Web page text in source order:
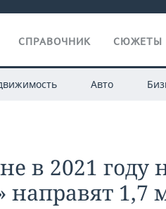
СПРАВОЧНИК СЮЖЕТЫ
Авто
в 2021 году
направят 1,7